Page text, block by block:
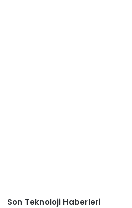
Son Teknoloji Haberleri